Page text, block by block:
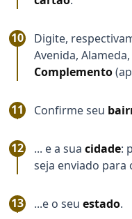
Digite,
Avenida,
Complemento
Confirme seu
... e a sua cidade:
seja enviado
...e o seu estado.